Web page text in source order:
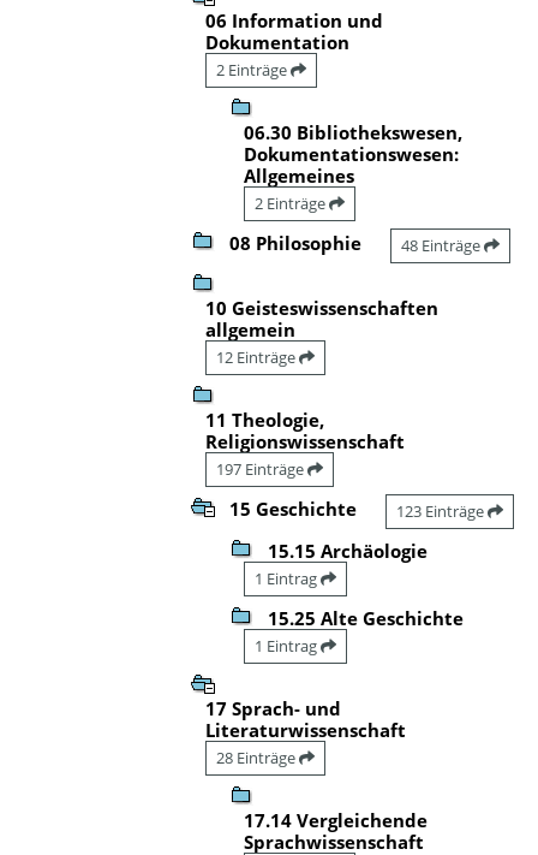
06 Information und
Dokumentation
2 Einträge
06.30 Bibliothekswesen,
Dokumentationswesen:
Allgemeines
2 Einträge
08 Philosophie 48 Einträge
10 Geisteswissenschaften
allgemein
12 Einträge
11 Theologie,
Religionswissenschaft
197 Einträge
15 Geschichte 123 Einträge
15.15 Archäologie
1 Eintrag
15.25 Alte Geschichte
1 Eintrag
17 Sprach- und
Literaturwissenschaft
28 Einträge
17.14 Vergleichende
Sprachwissenschaft